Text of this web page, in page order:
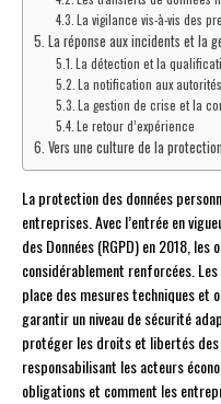
La vigilance vis-à-vis des
La réponse aux incidents et la
La détection et la
La notification aux
La gestion de crise et la
Le retour d’expérience
Vers une culture de la
La protection des données
entreprises. Avec l’entrée en
des Données (RGPD) en 2018,
considérablement renforcées.
place des mesures techniques et
garantir un niveau de sécurité
protéger les droits et libertés des
responsabilisant les acteurs
obligations et comment les